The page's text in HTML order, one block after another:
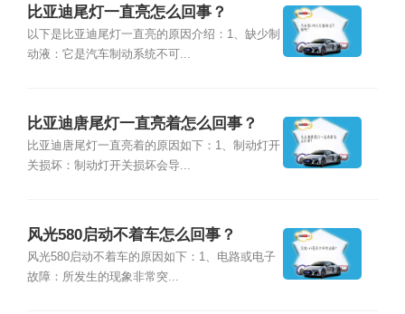
比亚迪尾灯一直亮怎么回事？
以下是比亚迪尾灯一直亮的原因介绍：1、缺少制
动液：它是汽车制动系统不可...
比亚迪唐尾灯一直亮着怎么回事？
比亚迪唐尾灯一直亮着的原因如下：1、制动灯开
关损坏：制动灯开关损坏会导...
风光580启动不着车怎么回事？
风光580启动不着车的原因如下：1、电路或电子
故障：所发生的现象非常突...